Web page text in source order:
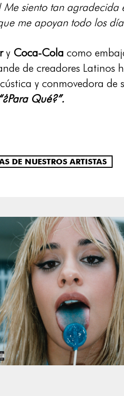
Me siento tan
me apoyan todo los
y Coca-Colacomo
de creadores
y conmovedora de
Qué?”.
DE NUESTROS ARTISTAS